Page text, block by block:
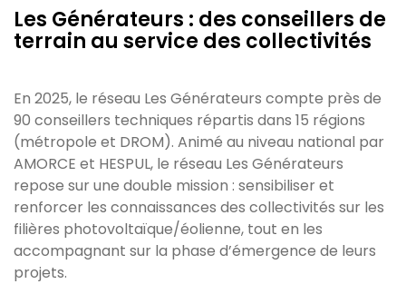
Les Générateurs : des conseillers de
terrain au service des collectivités
En 2025, le réseau Les Générateurs compte près de
90 conseillers techniques répartis dans 15 régions
(métropole et DROM). Animé au niveau national par
AMORCE et HESPUL, le réseau Les Générateurs
repose sur une double mission : sensibiliser et
renforcer les connaissances des collectivités sur les
filières photovoltaïque/éolienne, tout en les
accompagnant sur la phase d’émergence de leurs
projets.